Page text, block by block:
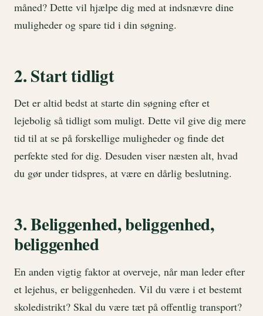
måned? Dette vil hjælpe dig med at indsnævre dine
muligheder og spare tid i din søgning.
2. Start tidligt
Det er altid bedst at starte din søgning efter et
lejebolig så tidligt som muligt. Dette vil give dig mere
tid til at se på forskellige muligheder og finde det
perfekte sted for dig. Desuden viser næsten alt, hvad
du gør under tidspres, at være en dårlig beslutning.
3. Beliggenhed, beliggenhed,
beliggenhed
En anden vigtig faktor at overveje, når man leder efter
et lejehus, er beliggenheden. Vil du være i et bestemt
skoledistrikt? Skal du være tæt på offentlig transport?